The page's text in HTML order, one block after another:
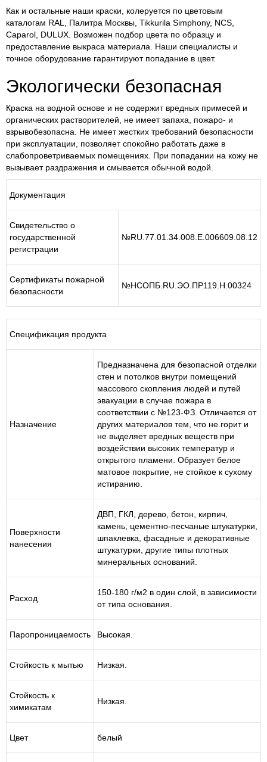
Как и остальные наши краски, колеруется по цветовым
каталогам RAL, Палитра Москвы, Tikkurila Simphony, NCS,
Caparol, DULUX. Возможен подбор цвета по образцу и
предоставление выкраса материала. Наши специалисты и
точное оборудование гарантируют попадание в цвет.
Экологически безопасная
Краска на водной основе и не содержит вредных примесей и
органических растворителей, не имеет запаха, пожаро- и
взрывобезопасна. Не имеет жестких требований безопасности
при эксплуатации, позволяет спокойно работать даже в
слабопроветриваемых помещениях. При попадании на кожу не
вызывает раздражения и смывается обычной водой.
Документация
Свидетельство о
государственной
регистрации
№RU.77.01.34.008.E.006609.08.12
Сертификаты пожарной
безопасности
№НСОПБ.RU.ЭО.ПР119.Н.00324
Спецификация продукта
Назначение
Предназначена для безопасной отделки
стен и потолков внутри помещений
массового скопления людей и путей
эвакуации в случае пожара в
соответствии с №123-ФЗ. Отличается от
других материалов тем, что не горит и
не выделяет вредных веществ при
воздействии высоких температур и
открытого пламени. Образует белое
матовое покрытие, не стойкое к сухому
истиранию.
Поверхности
нанесения
ДВП, ГКЛ, дерево, бетон, кирпич,
камень, цементно-песчаные штукатурки,
шпаклевка, фасадные и декоративные
штукатурки, другие типы плотных
минеральных оснований.
Расход
150-180 г/м2 в один слой, в зависимости
от типа основания.
Паропроницаемость Высокая.
Стойкость к мытью Низкая.
Стойкость к
химикатам
Низкая.
Цвет белый